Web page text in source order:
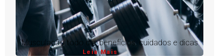
Musculação todo dia: benefícios, cuidados e dicas
Leia Mais